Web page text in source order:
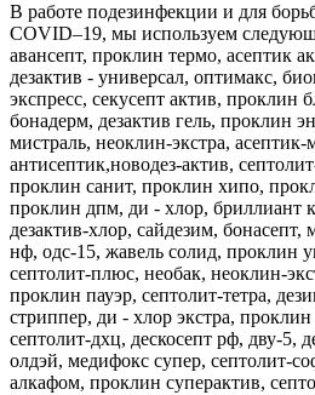
В работе подезинфекции и для
COVID–19, мы используем
авансепт, проклин термо, асептик
дезактив - универсал, оптимакс,
экспресс, секусепт актив, проклин
бонадерм, дезактив гель, проклин
мистраль, неоклин-экстра,
антисептик,новодез-актив,
проклин санит, проклин хипо,
проклин дпм, ди - хлор, бриллиант
дезактив-хлор, сайдезим, бонасепт,
нф, одс-15, жавель солид, проклин
септолит-плюс, необак, неоклин-
проклин пауэр, септолит-тетра,
стриппер, ди - хлор экстра,
септолит-дхц, дескосепт рф, дву-5,
олдэй, медифокс супер, септолит-
алкафом, проклин суперактив,